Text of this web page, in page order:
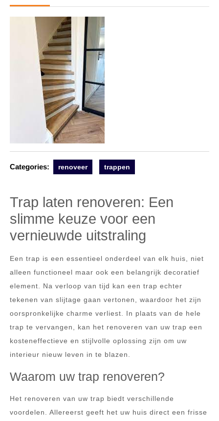
Categories: renoveer trappen
Trap laten renoveren: Een
slimme keuze voor een
vernieuwde uitstraling
Een trap is een essentieel onderdeel van elk huis, niet
alleen functioneel maar ook een belangrijk decoratief
element. Na verloop van tijd kan een trap echter
tekenen van slijtage gaan vertonen, waardoor het zijn
oorspronkelijke charme verliest. In plaats van de hele
trap te vervangen, kan het renoveren van uw trap een
kosteneffectieve en stijlvolle oplossing zijn om uw
interieur nieuw leven in te blazen.
Waarom uw trap renoveren?
Het renoveren van uw trap biedt verschillende
voordelen. Allereerst geeft het uw huis direct een frisse